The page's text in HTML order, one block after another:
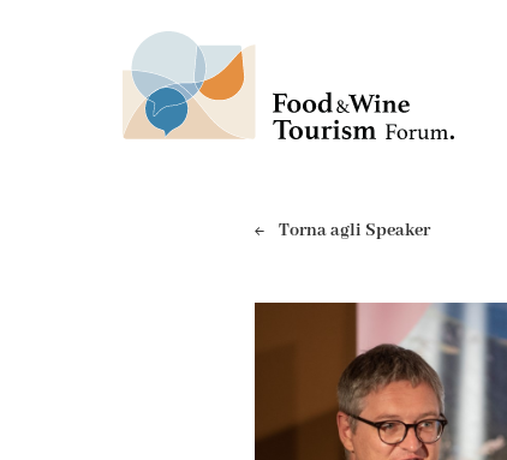
Torna agli Speaker